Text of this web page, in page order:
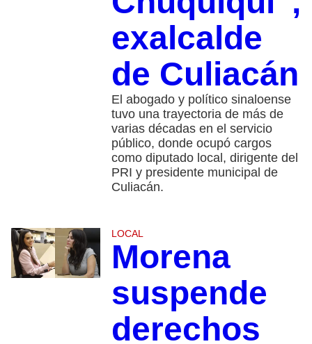
exalcalde
de Culiacán
El abogado y político sinaloense
tuvo una trayectoria de más de
varias décadas en el servicio
público, donde ocupó cargos
como diputado local, dirigente del
PRI y presidente municipal de
Culiacán.
LOCAL
Morena
suspende
derechos